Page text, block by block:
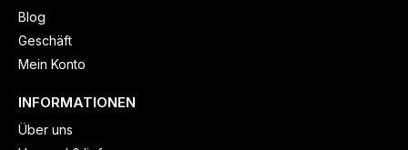
Blog
Geschäft
Mein Konto
INFORMATIONEN
Über uns